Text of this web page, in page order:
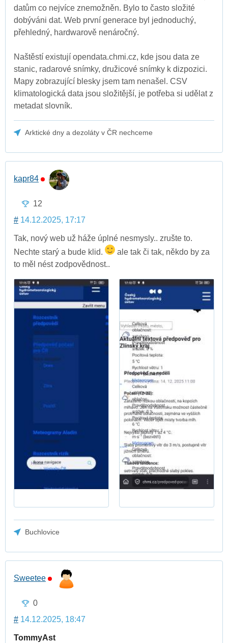
datům co nejvíce znemožněn. Bylo to často složité
dobýváni dat. Web první generace byl jednoduchý,
přehledný, hardwarově nenáročný.
Naštěstí existují opendata.chmi.cz, kde jsou data ze
stanic, radarové snímky, družicové snímky k dizpozici.
Mapy zobrazující blesky jsem tam nenašel. CSV
klimatologická data jsou složitější, je potřeba si udělat z
metadat slovník.
Arktické dny a dezoláty v ČR nechceme
kapr84
12
# 14.12.2025, 17:17
Tak, nový web už háže úplné nesmysly.. zrušte to.
Nechte starý a bude klid.
ale tak či tak, někdo by za
to měl nést zodpovědnost..
Buchlovice
Sweetee
0
# 14.12.2025, 18:47
TommyAst